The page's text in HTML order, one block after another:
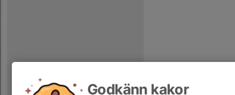
Godkänn kakor